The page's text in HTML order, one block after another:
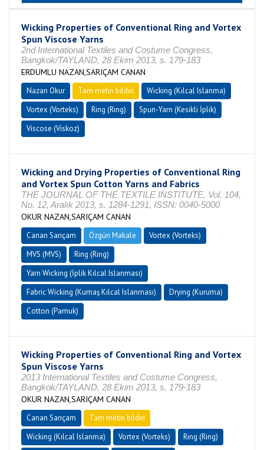
Wicking Properties of Conventional Ring and Vortex
Spun Viscose Yarns
2nd International Textiles and Costume Congress,
Bangkok/TAYLAND, 28 Ekim 2013, s. 179-183
ERDUMLU NAZAN,SARIÇAM CANAN
Nazan Okur Tam metin bildiri
Wicking (Kılcal Islanma)
Vortex (Vorteks)
Ring (Ring)
Spun-Yarn (Kesikli İplik)
Viscose (Viskoz)
Wicking and Drying Properties of Conventional Ring
and Vortex Spun Cotton Yarns and Fabrics
THE JOURNAL OF THE TEXTILE INSTITUTE, Vol. 104,
No. 12, Aralık 2013, s. 1284-1291, ISSN: 0040-5000
OKUR NAZAN,SARIÇAM CANAN
Canan Sarıçam Özgün Makale
Vortex (Vorteks)
MVS (MVS)
Ring (Ring)
Yarn Wicking (İplik Kılcal Islanması)
Fabric Wicking (Kumaş Kılcal Islanması)
Drying (Kuruma)
Cotton (Pamuk)
Wicking Properties of Conventional Ring and Vortex
Spun Viscose Yarns
2013 International Textiles and Costume Congress,
Bangkok/TAYLAND, 28 Ekim 2013, s. 179-183
OKUR NAZAN,SARIÇAM CANAN
Canan Sarıçam
Tam metin bildiri
Wicking (Kılcal Islanma)
Vortex (Vorteks)
Ring (Ring)